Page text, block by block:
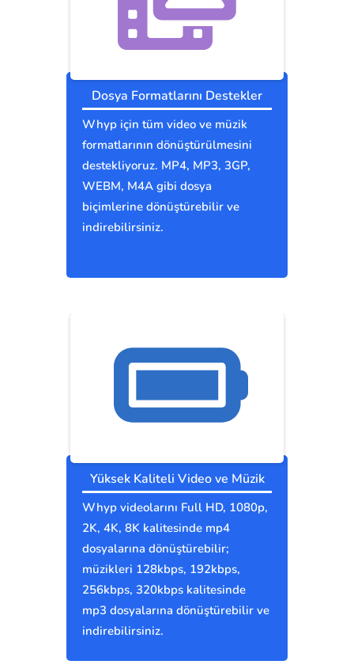
Dosya Formatlarını Destekler
Whyp için tüm video ve müzik
formatlarının dönüştürülmesini
destekliyoruz. MP4, MP3, 3GP,
WEBM, M4A gibi dosya
biçimlerine dönüştürebilir ve
indirebilirsiniz.
Yüksek Kaliteli Video ve Müzik
Whyp videolarını Full HD, 1080p,
2K, 4K, 8K kalitesinde mp4
dosyalarına dönüştürebilir;
müzikleri 128kbps, 192kbps,
256kbps, 320kbps kalitesinde
mp3 dosyalarına dönüştürebilir ve
indirebilirsiniz.